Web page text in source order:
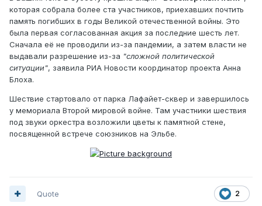
которая собрала более ста участников, приехавших почтить
память погибших в годы Великой отечественной войны. Это
была первая согласованная акция за последние шесть лет.
Сначала её не проводили из-за пандемии, а затем власти не
выдавали разрешение из-за "сложной политической
ситуации", заявила РИА Новости координатор проекта Анна
Блоха.
Шествие стартовало от парка Лафайет-сквер и завершилось
у мемориала Второй мировой войне. Там участники шествия
под звуки оркестра возложили цветы к памятной стене,
посвященной встрече союзников на Эльбе.
2
Quote